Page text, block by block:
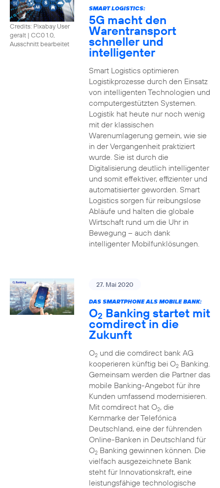
Credits: Pixabay User
geralt | CC0 1.0,
Ausschnitt bearbeitet
SMART LOGISTICS:
5G macht den
Warentransport
schneller und
intelligenter
Smart Logistics optimieren
Logistikprozesse durch den Einsatz
von intelligenten Technologien und
computergestützten Systemen.
Logistik hat heute nur noch wenig
mit der klassischen
Warenumlagerung gemein, wie sie
in der Vergangenheit praktiziert
wurde. Sie ist durch die
Digitalisierung deutlich intelligenter
und somit effektiver, effizienter und
automatisierter geworden. Smart
Logistics sorgen für reibungslose
Abläufe und halten die globale
Wirtschaft rund um die Uhr in
Bewegung – auch dank
intelligenter Mobilfunklösungen.
27. Mai 2020
DAS SMARTPHONE ALS MOBILE BANK:
O2 Banking startet mit
comdirect in die
Zukunft
O2und die comdirect bank AG
kooperieren künftig bei O2Banking.
Gemeinsam werden die Partner das
mobile Banking-Angebot für ihre
Kunden umfassend modernisieren.
Mit comdirect hat O2, die
Kernmarke der Telefónica
Deutschland, eine der führenden
Online-Banken in Deutschland für
O2Banking gewinnen können. Die
vielfach ausgezeichnete Bank
steht für Innovationskraft, eine
leistungsfähige technologische